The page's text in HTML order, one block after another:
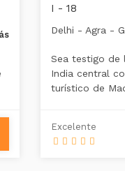
I - 18
Delhi - Agra -
Sea testigo de
India central
turístico de
Excelente